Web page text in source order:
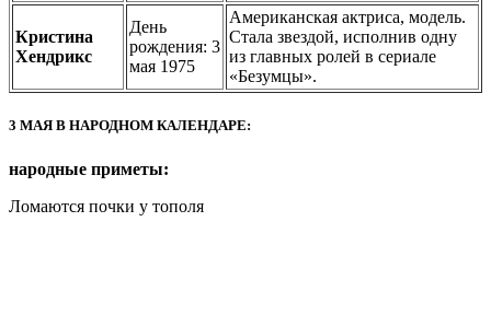
Кристина
Хендрикс
День
рождения: 3
мая 1975
Американская актриса, модель.
Стала звездой, исполнив одну
из главных ролей в сериале
«Безумцы».
3 МАЯ В НАРОДНОМ КАЛЕНДАРЕ:
народные приметы:
Ломаются почки у тополя